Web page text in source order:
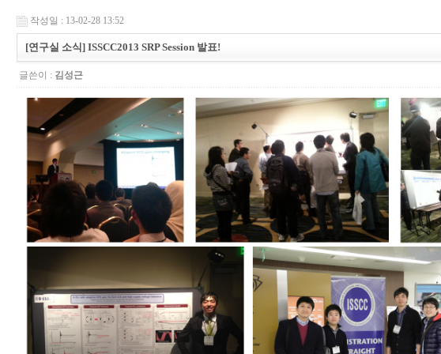
작성일 : 13-02-28 13:52
[연구실 소식] ISSCC2013 SRP Session 발표!
글쓴이 : 김성근